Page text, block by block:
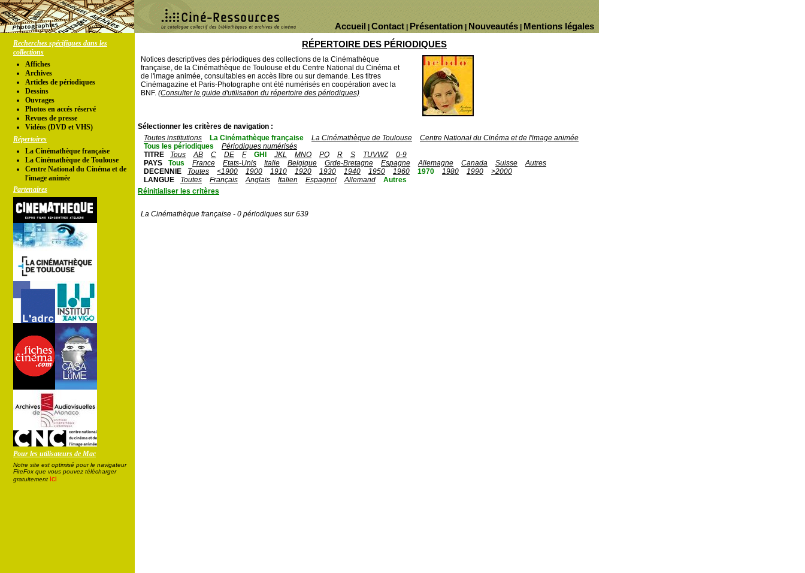
Mentions légales
Nouveautés
Présentation
Contact
Accueil
Recherches spécifiques dans les
collections
Affiches
Archives
Articles de périodiques
Dessins
Ouvrages
Photos en accés réservé
Revues de presse
Vidéos (DVD et VHS)
Répertoires
La Cinémathèque française
La Cinémathèque de Toulouse
Centre National du Cinéma et de
l'image animée
Partenaires
Pour les utilisateurs de Mac
Notre site est optimisé pour le navigateur
FireFox que vous pouvez télécharger
gratuitement ici
RÉPERTOIRE DES PÉRIODIQUES
Notices descriptives des périodiques des collections de la Cinémathèque
française, de la Cinémathèque de Toulouse et du Centre National du Cinéma et
de l'image animée, consultables en accès libre ou sur demande. Les titres
Cinémagazine et Paris-Photographe ont été numérisés en coopération avec la
BNF. (Consulter le guide d'utilisation du répertoire des périodiques)
Sélectionner les critères de navigation :
Toutes institutions
La Cinémathèque française La Cinémathèque de Toulouse
Centre National du Cinéma et de l'image animée
Tous les périodiques
Périodiques numérisés
TITRE
Tous AB C DE F GHI JKL MNO PQ R S TUVWZ
0-9
PAYS
Tous France Etats-Unis Italie Belgique Grde-Bretagne Espagne Allemagne Canada Suisse
Autres
DECENNIE
Toutes <1900 1900 1910 1920 1930 1940 1950 1960 1970 1980 1990
>2000
LANGUE
Toutes Français Anglais Italien Espagnol Allemand
Autres
Réinitialiser les critères
La Cinémathèque française - 0 périodiques sur 639